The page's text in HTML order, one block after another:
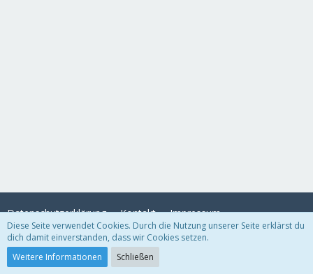
Datenschutzerklärung Kontakt Impressum
Community-Software:
Diese Seite verwendet Cookies. Durch die Nutzung unserer Seite erklärst du
dich damit einverstanden, dass wir Cookies setzen.
Weitere Informationen
Schließen